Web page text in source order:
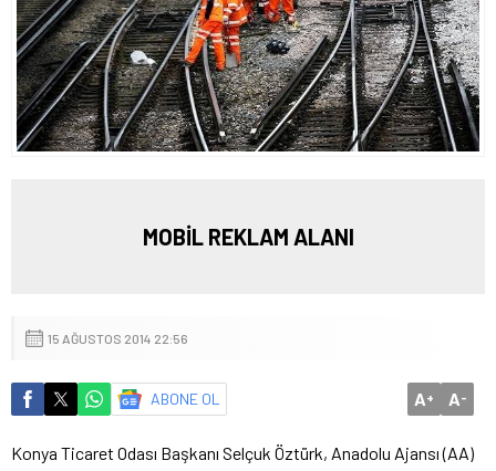
MOBİL REKLAM ALANI
15 AĞUSTOS 2014 22:56
ABONE OL A+ A-
Konya Ticaret Odası Başkanı Selçuk Öztürk, Anadolu Ajansı (AA)